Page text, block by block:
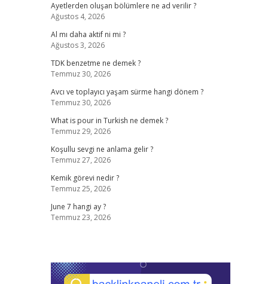
Ayetlerden oluşan bölümlere ne ad verilir ?
Ağustos 4, 2026
Al mı daha aktif ni mi ?
Ağustos 3, 2026
TDK benzetme ne demek ?
Temmuz 30, 2026
Avcı ve toplayıcı yaşam sürme hangi dönem ?
Temmuz 30, 2026
What is pour in Turkish ne demek ?
Temmuz 29, 2026
Koşullu sevgi ne anlama gelir ?
Temmuz 27, 2026
Kemik görevi nedir ?
Temmuz 25, 2026
June 7 hangi ay ?
Temmuz 23, 2026